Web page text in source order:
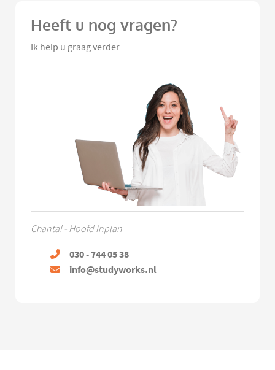
Heeft u nog vragen?
Ik help u graag verder
Chantal - Hoofd Inplan
030 - 744 05 38
info@studyworks.nl